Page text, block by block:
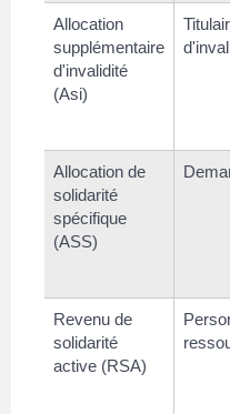
Allocation
supplémentaire
d'invalidité
(Asi)
Allocation de
solidarité
spécifique
(ASS)
Revenu de
solidarité
active (RSA)